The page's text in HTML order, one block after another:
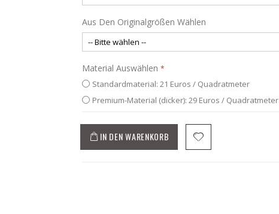
Aus Den Originalgrößen Wählen
Material Auswählen
Standardmaterial: 21 Euros / Quadratmeter
Premium-Material (dicker): 29 Euros / Quadratmeter
IN DEN WARENKORB